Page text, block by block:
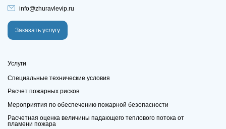
info@zhuravlevip.ru
Заказать услугу
Услуги
Специальные технические условия
Расчет пожарных рисков
Мероприятия по обеспечению пожарной безопасности
Расчетная оценка величины падающего теплового потока от
пламени пожара